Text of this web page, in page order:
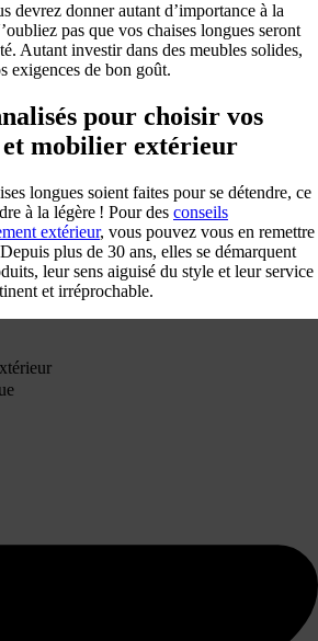
devrez donner autant d’importance à la
pas que vos chaises longues seront
Autant investir dans des meubles solides,
exigences de bon goût.
pour choisir vos
et mobilier extérieur
longues soient faites pour se détendre, ce
à la légère ! Pour des conseils
extérieur, vous pouvez vous en remettre
plus de 30 ans, elles se démarquent
leur sens aiguisé du style et leur service
et irréprochable.